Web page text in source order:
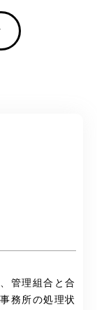
管理組合と合
務所の処理状